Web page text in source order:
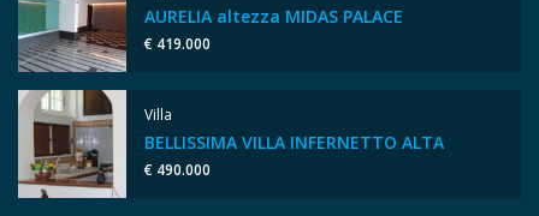
AURELIA altezza MIDAS PALACE
€ 419.000
Villa
BELLISSIMA VILLA INFERNETTO ALTA
€ 490.000